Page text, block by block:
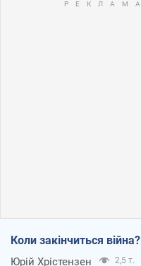
Коли закінчиться війна?
Юрій Хрістензен 2,5 т.